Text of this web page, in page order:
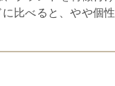
比べると、やや個性